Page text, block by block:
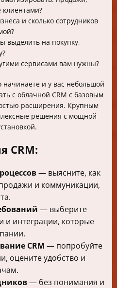
клиентами?
и сколько сотрудников
выделить на покупку,
сервисами вам нужны?
и у вас небольшой
с облачной CRM с базовым
расширения. Крупным
решения с мощной
CRM:
— выясните, как
и коммуникации,
— выберите
и интеграции, которые
CRM — попробуйте
оцените удобство и
— без понимания и